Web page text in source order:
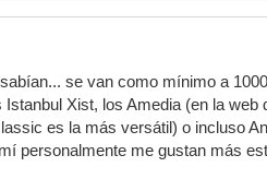
se van como mínimo a
Xist, los Amedia (en la
es la más versátil) o incluso
personalmente me gustan más